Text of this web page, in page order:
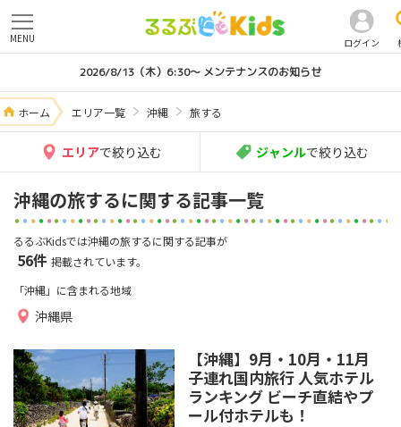
ログイン
MENU
2026/8/13（木）6:30～ メンテナンスのお知らせ
ホーム エリア一覧 沖縄 旅する
エリアで絞り込む ジャンルで絞り込む
沖縄の旅するに関する記事一覧
るるぶKidsでは沖縄の旅するに関する記事が
56件 掲載されています。
「沖縄」に含まれる地域
沖縄県
【沖縄】9月・10月・11月
子連れ国内旅行 人気ホテル
ランキング ビーチ直結やプ
ール付ホテルも！